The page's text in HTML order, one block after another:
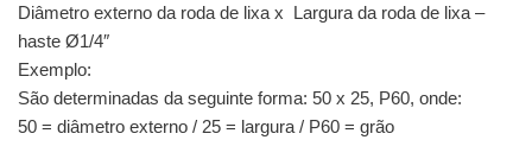
Diâmetro externo da roda de lixa x Largura da roda de lixa –
haste Ø1/4″
Exemplo:
São determinadas da seguinte forma: 50 x 25, P60, onde:
50 = diâmetro externo / 25 = largura / P60 = grão